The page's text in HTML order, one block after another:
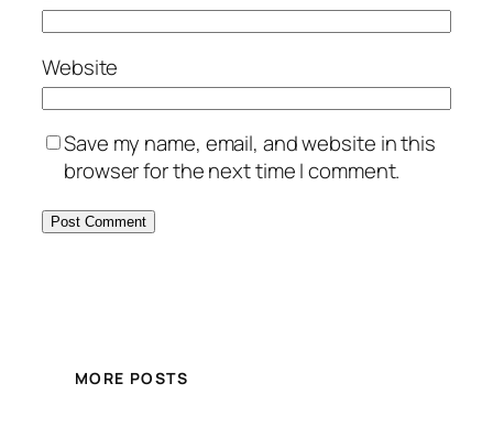
Website
Save my name, email, and website in this
browser for the next time I comment.
MORE POSTS